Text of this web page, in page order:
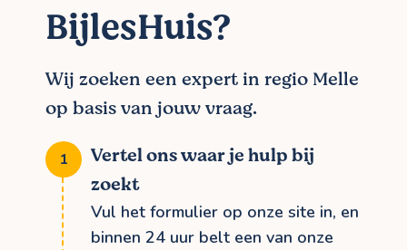
BijlesHuis?
Wij zoeken een expert in regio Melle
op basis van jouw vraag.
Vertel ons waar je hulp bij
zoekt
Vul het formulier op onze site in, en
binnen 24 uur belt een van onze